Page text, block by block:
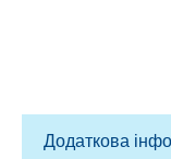
Додаткова